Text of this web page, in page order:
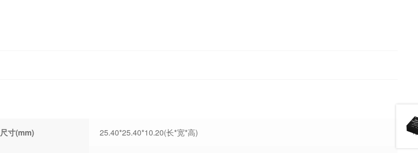
尺寸(mm) 25.40*25.40*10.20(长*宽*高)